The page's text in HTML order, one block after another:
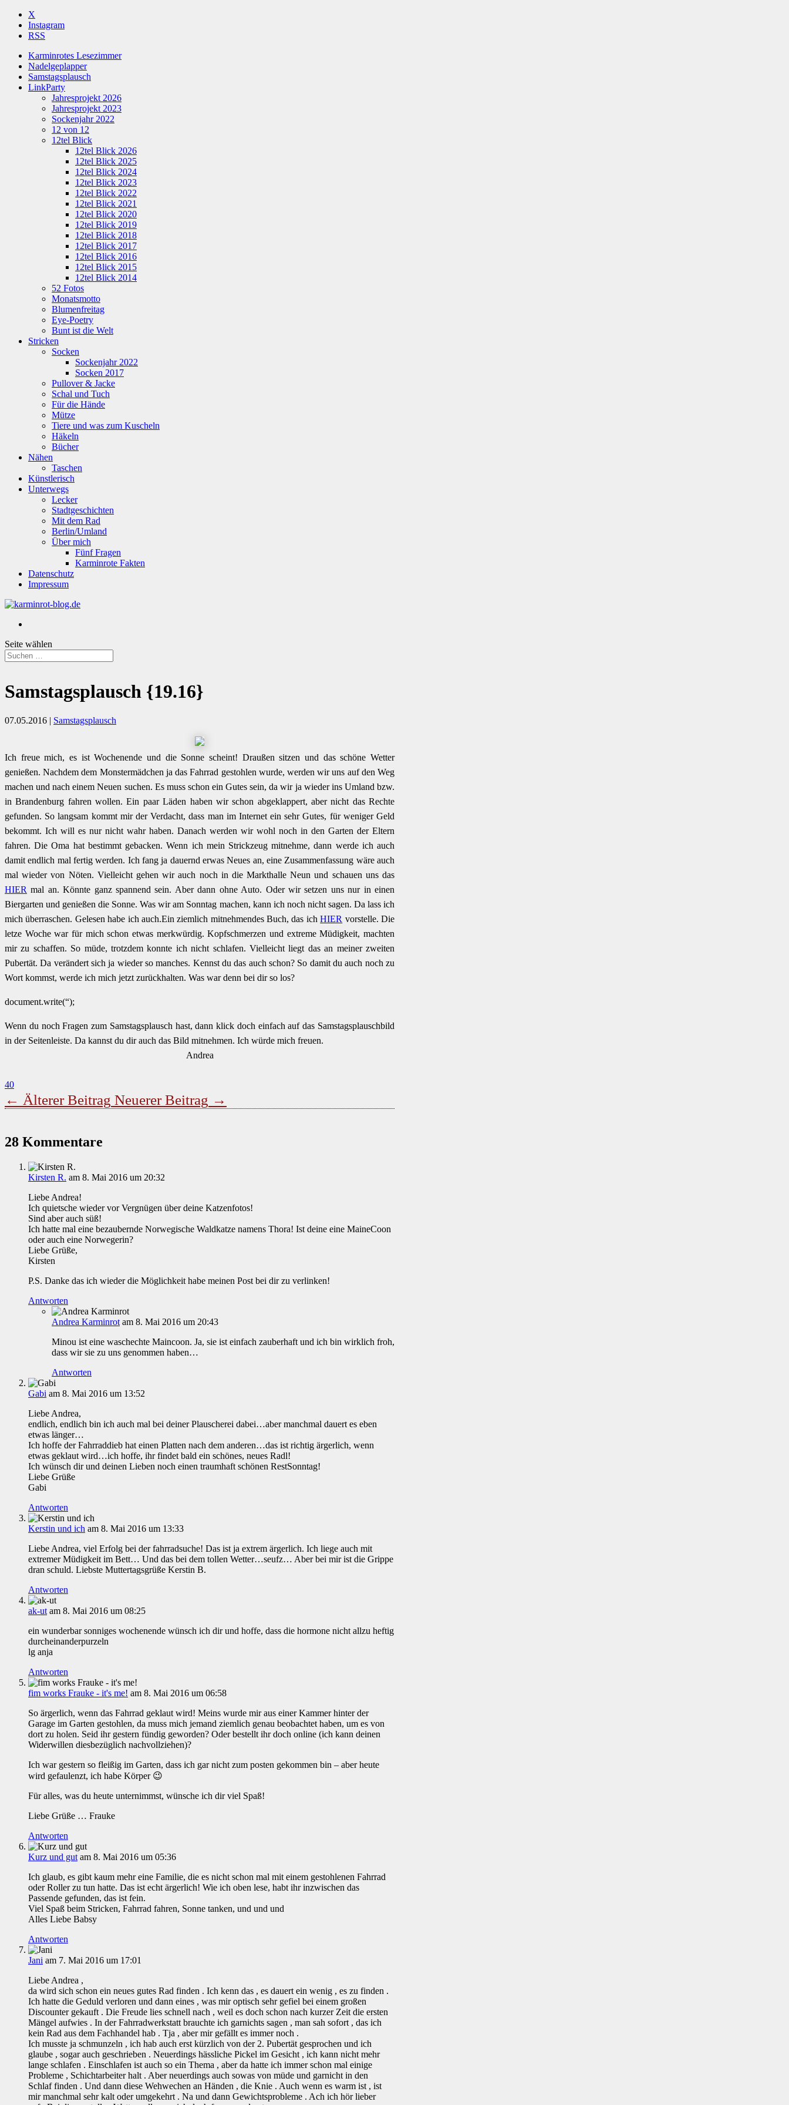
X
Instagram
RSS
Karminrotes Lesezimmer
Nadelgeplapper
Samstagsplausch
LinkParty
Jahresprojekt 2026
Jahresprojekt 2023
Sockenjahr 2022
12 von 12
12tel Blick
12tel Blick 2026
12tel Blick 2025
12tel Blick 2024
12tel Blick 2023
12tel Blick 2022
12tel Blick 2021
12tel Blick 2020
12tel Blick 2019
12tel Blick 2018
12tel Blick 2017
12tel Blick 2016
12tel Blick 2015
12tel Blick 2014
52 Fotos
Monatsmotto
Blumenfreitag
Eye-Poetry
Bunt ist die Welt
Stricken
Socken
Sockenjahr 2022
Socken 2017
Pullover & Jacke
Schal und Tuch
Für die Hände
Mütze
Tiere und was zum Kuscheln
Häkeln
Bücher
Nähen
Taschen
Künstlerisch
Unterwegs
Lecker
Stadtgeschichten
Mit dem Rad
Berlin/Umland
Über mich
Fünf Fragen
Karminrote Fakten
Datenschutz
Impressum
Seite wählen
Samstagsplausch {19.16}
07.05.2016 | Samstagsplausch
Ich freue mich, es ist Wochenende und die Sonne scheint! Draußen sitzen und das schöne Wetter
genießen. Nachdem dem Monstermädchen ja das Fahrrad gestohlen wurde, werden wir uns auf den Weg
machen und nach einem Neuen suchen. Es muss schon ein Gutes sein, da wir ja wieder ins Umland bzw.
in Brandenburg fahren wollen. Ein paar Läden haben wir schon abgeklappert, aber nicht das Rechte
gefunden. So langsam kommt mir der Verdacht, dass man im Internet ein sehr Gutes, für weniger Geld
bekommt. Ich will es nur nicht wahr haben. Danach werden wir wohl noch in den Garten der Eltern
fahren. Die Oma hat bestimmt gebacken. Wenn ich mein Strickzeug mitnehme, dann werde ich auch
damit endlich mal fertig werden. Ich fang ja dauernd erwas Neues an, eine Zusammenfassung wäre auch
mal wieder von Nöten. Vielleicht gehen wir auch noch in die Markthalle Neun und schauen uns das
HIER mal an. Könnte ganz spannend sein. Aber dann ohne Auto. Oder wir setzen uns nur in einen
Biergarten und genießen die Sonne. Was wir am Sonntag machen, kann ich noch nicht sagen. Da lass ich
mich überraschen. Gelesen habe ich auch.Ein ziemlich mitnehmendes Buch, das ichHIER vorstelle. Die
letze Woche war für mich schon etwas merkwürdig. Kopfschmerzen und extreme Müdigkeit, machten
mir zu schaffen. So müde, trotzdem konnte ich nicht schlafen. Vielleicht liegt das an meiner zweiten
Pubertät. Da verändert sich ja wieder so manches. Kennst du das auch schon? So damit du auch noch zu
Wort kommst, werde ich mich jetzt zurückhalten. Was war denn bei dir so los?
document.write(“);
Wenn du noch Fragen zum Samstagsplausch hast, dann klick doch einfach auf das Samstagsplauschbild
in der Seitenleiste. Da kannst du dir auch das Bild mitnehmen. Ich würde mich freuen.
Andrea
40
← Älterer Beitrag Neuerer Beitrag →
28 Kommentare
Kirsten R. am 8. Mai 2016 um 20:32
Liebe Andrea!
Ich quietsche wieder vor Vergnügen über deine Katzenfotos!
Sind aber auch süß!
Ich hatte mal eine bezaubernde Norwegische Waldkatze namens Thora! Ist deine eine MaineCoon
oder auch eine Norwegerin?
Liebe Grüße,
Kirsten
P.S. Danke das ich wieder die Möglichkeit habe meinen Post bei dir zu verlinken!
Antworten
Andrea Karminrot am 8. Mai 2016 um 20:43
Minou ist eine waschechte Maincoon. Ja, sie ist einfach zauberhaft und ich bin wirklich froh,
dass wir sie zu uns genommen haben…
Antworten
Gabi am 8. Mai 2016 um 13:52
Liebe Andrea,
endlich, endlich bin ich auch mal bei deiner Plauscherei dabei…aber manchmal dauert es eben
etwas länger…
Ich hoffe der Fahrraddieb hat einen Platten nach dem anderen…das ist richtig ärgerlich, wenn
etwas geklaut wird…ich hoffe, ihr findet bald ein schönes, neues Radl!
Ich wünsch dir und deinen Lieben noch einen traumhaft schönen RestSonntag!
Liebe Grüße
Gabi
Antworten
Kerstin und ich am 8. Mai 2016 um 13:33
Liebe Andrea, viel Erfolg bei der fahrradsuche! Das ist ja extrem ärgerlich. Ich liege auch mit
extremer Müdigkeit im Bett… Und das bei dem tollen Wetter…seufz… Aber bei mir ist die Grippe
dran schuld. Liebste Muttertagsgrüße Kerstin B.
Antworten
ak-ut am 8. Mai 2016 um 08:25
ein wunderbar sonniges wochenende wünsch ich dir und hoffe, dass die hormone nicht allzu heftig
durcheinanderpurzeln
lg anja
Antworten
fim works Frauke - it's me! am 8. Mai 2016 um 06:58
So ärgerlich, wenn das Fahrrad geklaut wird! Meins wurde mir aus einer Kammer hinter der
Garage im Garten gestohlen, da muss mich jemand ziemlich genau beobachtet haben, um es von
dort zu holen. Seid ihr gestern fündig geworden? Oder bestellt ihr doch online (ich kann deinen
Widerwillen diesbezüglich nachvollziehen)?
Ich war gestern so fleißig im Garten, dass ich gar nicht zum posten gekommen bin – aber heute
wird gefaulenzt, ich habe Körper 😉
Für alles, was du heute unternimmst, wünsche ich dir viel Spaß!
Liebe Grüße … Frauke
Antworten
Kurz und gut am 8. Mai 2016 um 05:36
Ich glaub, es gibt kaum mehr eine Familie, die es nicht schon mal mit einem gestohlenen Fahrrad
oder Roller zu tun hatte. Das ist echt ärgerlich! Wie ich oben lese, habt ihr inzwischen das
Passende gefunden, das ist fein.
Viel Spaß beim Stricken, Fahrrad fahren, Sonne tanken, und und und
Alles Liebe Babsy
Antworten
Jani am 7. Mai 2016 um 17:01
Liebe Andrea ,
da wird sich schon ein neues gutes Rad finden . Ich kenn das , es dauert ein wenig , es zu finden .
Ich hatte die Geduld verloren und dann eines , was mir optisch sehr gefiel bei einem großen
Discounter gekauft . Die Freude lies schnell nach , weil es doch schon nach kurzer Zeit die ersten
Mängel aufwies . In der Fahrradwerkstatt brauchte ich garnichts sagen , man sah sofort , das ich
kein Rad aus dem Fachhandel hab . Tja , aber mir gefällt es immer noch .
Ich musste ja schmunzeln , ich hab auch erst kürzlich von der 2. Pubertät gesprochen und ich
glaube , sogar auch geschrieben . Neuerdings hässliche Pickel im Gesicht , ich kann nicht mehr
lange schlafen . Einschlafen ist auch so ein Thema , aber da hatte ich immer schon mal einige
Probleme , Schichtarbeiter halt . Aber neuerdings auch sowas von müde und garnicht in den
Schlaf finden . Und dann diese Wehwechen an Händen , die Knie . Auch wenn es warm ist , ist
mir manchmal sehr kalt oder umgekehrt . Na und dann Gewichtsprobleme . Ach ich hör lieber